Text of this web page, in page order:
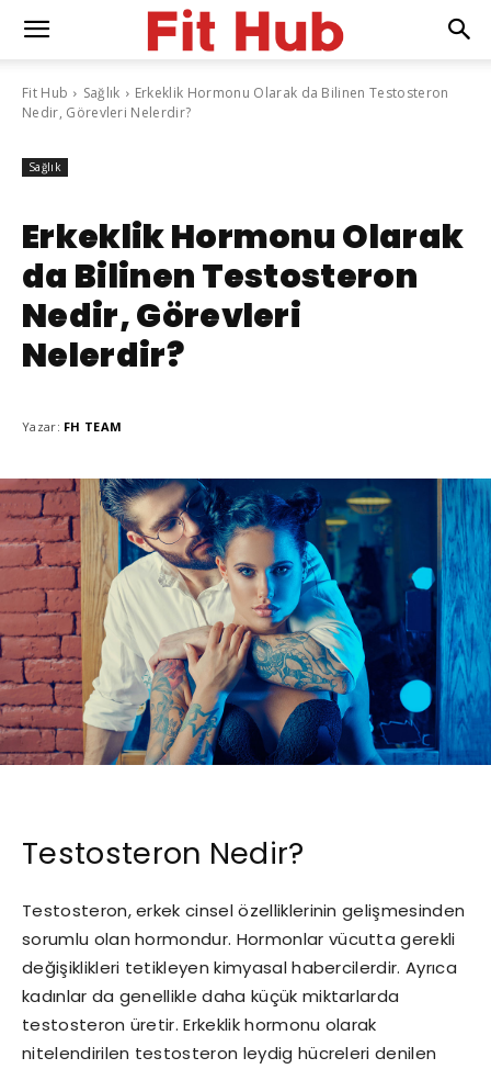
Fit Hub Sağlık
Erkeklik Hormonu Olarak da Bilinen Testosteron
Nedir, Görevleri Nelerdir?
Sağlık
Erkeklik Hormonu Olarak
da Bilinen Testosteron
Nedir, Görevleri
Nelerdir?
Yazar: FH TEAM
Testosteron Nedir?
Testosteron, erkek cinsel özelliklerinin gelişmesinden
sorumlu olan hormondur. Hormonlar vücutta gerekli
değişiklikleri tetikleyen kimyasal habercilerdir. Ayrıca
kadınlar da genellikle daha küçük miktarlarda
testosteron üretir. Erkeklik hormonu olarak
nitelendirilen testosteron leydig hücreleri denilen